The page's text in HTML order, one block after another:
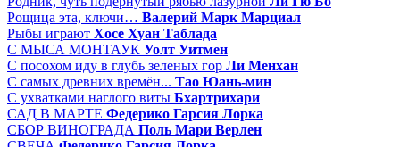
Рощица эта, ключи… Валерий Марк Марциал
Рыбы играют Хосе Хуан Таблада
С МЫСА МОНТАУК Уолт Уитмен
С посохом иду в глубь зеленых гор Ли Менхан
С самых древних времён... Тао Юань-мин
С ухватками наглого виты Бхартрихари
САД В МАРТЕ Федерико Гарсия Лорка
СБОР ВИНОГРАДА Поль Мари Верлен